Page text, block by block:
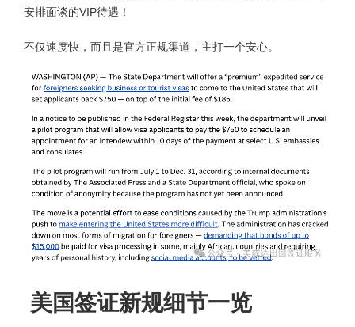
安排面谈的VIP待遇！
不仅速度快，而且是官方正规渠道，主打一个安心。
美国签证新规细节一览